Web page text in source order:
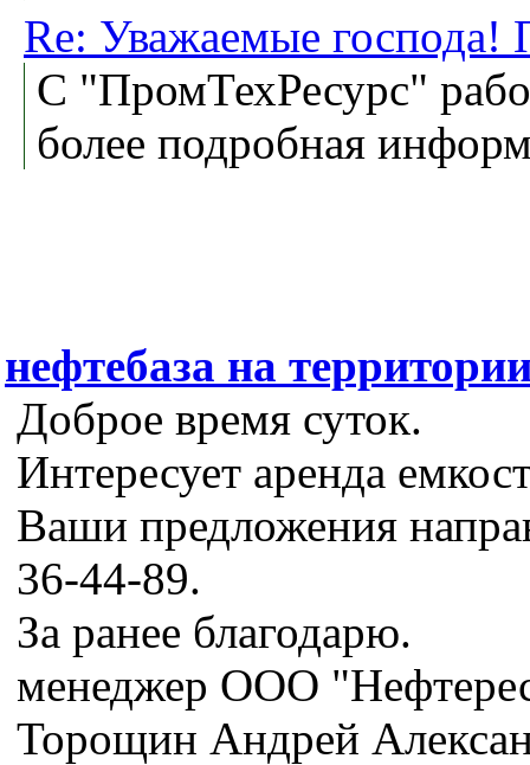
Re: Уважаемые
С "ПромТехРесурс"
более подробная
нефтебаза на
Доброе время суток.
Интересует аренда
Ваши предложения
36-44-89.
За ранее благодарю.
менеджер ООО
Торощин Андрей